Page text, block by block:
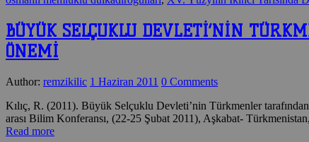
BÜYÜK SELÇUKLU DEVLETİ’NİN
ÖNEMİ
Author: remzikilic 1 Haziran 2011 0 Comments
Kılıç, R. (2011). Büyük Selçuklu Devleti’nin Türkmenler
arası Bilim Konferansı, (22-25 Şubat 2011), Aşkabat-
Read more